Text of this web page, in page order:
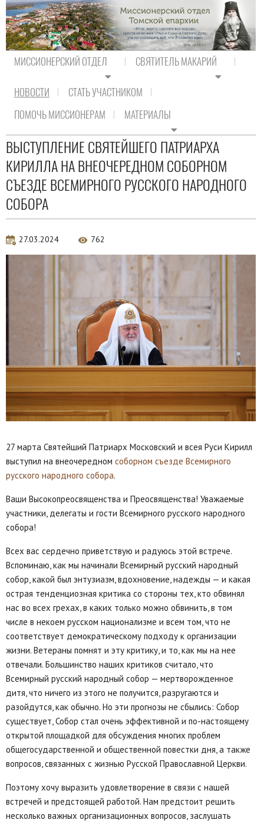
МИССИОНЕРСКИЙ ОТДЕЛ СВЯТИТЕЛЬ МАКАРИЙ
НОВОСТИ
СТАТЬ УЧАСТНИКОМ
ПОМОЧЬ МИССИОНЕРАМ
МАТЕРИАЛЫ
Новости Православия
ВЫСТУПЛЕНИЕ СВЯТЕЙШЕГО ПАТРИАРХА
КИРИЛЛА НА ВНЕОЧЕРЕДНОМ СОБОРНОМ
СЪЕЗДЕ ВСЕМИРНОГО РУССКОГО НАРОДНОГО
СОБОРА
27.03.2024 762
27 марта Святейший Патриарх Московский и всея Руси Кирилл
выступил на внеочередном соборном съезде Всемирного
русского народного собора.
Ваши Высокопреосвященства и Преосвященства! Уважаемые
участники, делегаты и гости Всемирного русского народного
собора!
Всех вас сердечно приветствую и радуюсь этой встрече.
Вспоминаю, как мы начинали Всемирный русский народный
собор, какой был энтузиазм, вдохновение, надежды — и какая
острая тенденциозная критика со стороны тех, кто обвинял
нас во всех грехах, в каких только можно обвинить, в том
числе в некоем русском национализме и всем том, что не
соответствует демократическому подходу к организации
жизни. Ветераны помнят и эту критику, и то, как мы на нее
отвечали. Большинство наших критиков считало, что
Всемирный русский народный собор — мертворожденное
дитя, что ничего из этого не получится, разругаются и
разойдутся, как обычно. Но эти прогнозы не сбылись: Собор
существует, Собор стал очень эффективной и по-настоящему
открытой площадкой для обсуждения многих проблем
общегосударственной и общественной повестки дня, а также
вопросов, связанных с жизнью Русской Православной Церкви.
Поэтому хочу выразить удовлетворение в связи с нашей
встречей и предстоящей работой. Нам предстоит решить
несколько важных организационных вопросов, заслушать